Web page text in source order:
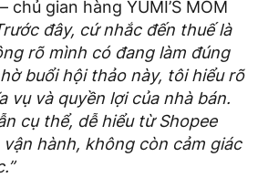
chủ gian hàng YUMI’S MOM
đây, cứ nhắc đến thuế là
rõ mình có đang làm đúng
buổi hội thảo này, tôi hiểu rõ
vụ và quyền lợi của nhà bán.
cụ thể, dễ hiểu từ Shopee
hành, không còn cảm giác